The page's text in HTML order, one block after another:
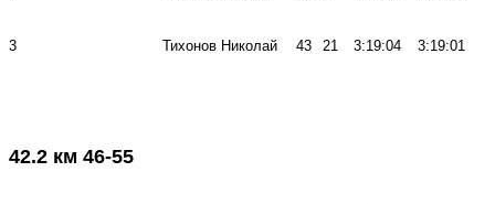
3 Тихонов Николай 43 21 3:19:04 3:19:01
42.2 км 46-55